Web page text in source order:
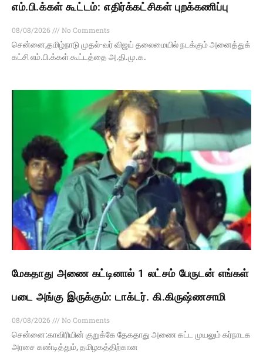
எம்.பி.க்கள் கூட்டம்: எதிர்க்கட்சிகள் புறக்கணிப்பு
08/08/2026
No Comments
சென்னை,தமிழ்நாடு முதல்-வர் விஜய் தலைமையில் நடக்கும் அனைத்துக்
கட்சி எம்.பி.க்கள் கூட்டத்தை அ.தி.மு.க.
மேகதாது அணை கட்டினால் 1 லட்சம் பேருடன் எங்கள்
படை அங்கு இருக்கும்: டாக்டர். கி.கிருஷ்ணசாமி
08/08/2026
No Comments
சென்னை:காவிரியின் குறுக்கே தேகதாது அணை கட்ட முயலும் கர்நாடக
அரசை கண்டித்தும், தமிழகத்திற்கான